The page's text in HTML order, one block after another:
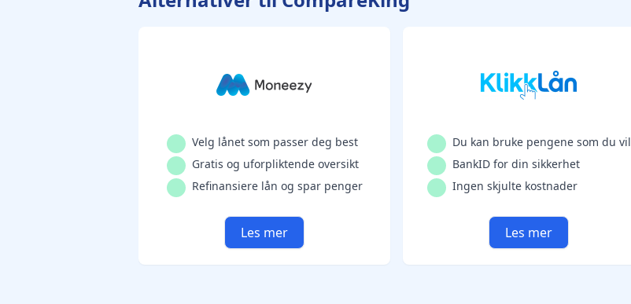
Velg lånet som passer deg best
Gratis og uforpliktende oversikt
Refinansiere lån og spar penger
Les mer
Du kan bruke pengene som du vil
BankID for din sikkerhet
Ingen skjulte kostnader
Les mer